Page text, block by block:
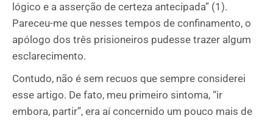
lógico e a asserção de certeza antecipada” (1).
Pareceu-me que nesses tempos de confinamento, o
apólogo dos três prisioneiros pudesse trazer algum
esclarecimento.
Contudo, não é sem recuos que sempre considerei
esse artigo. De fato, meu primeiro sintoma, “ir
embora, partir”, era aí concernido um pouco mais de